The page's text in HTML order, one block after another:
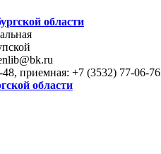
области
приемная: +7 (3532) 77-06-76
области